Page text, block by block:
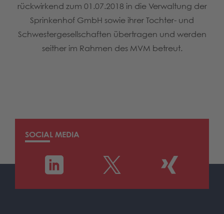
rückwirkend zum 01.07.2018 in die Verwaltung der
Sprinkenhof GmbH sowie ihrer Tochter- und
Schwestergesellschaften übertragen und werden
seither im Rahmen des MVM betreut.
SOCIAL MEDIA